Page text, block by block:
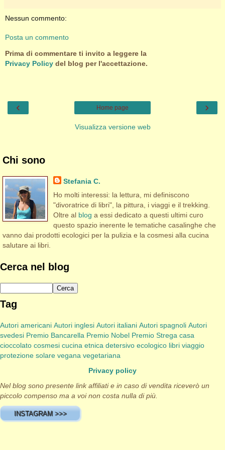
Nessun commento:
Posta un commento
Prima di commentare ti invito a leggere la
Privacy Policy del blog per l'accettazione.
‹ ›
Home page
Visualizza versione web
Chi sono
Stefania C.
Ho molti interessi: la lettura, mi definiscono
"divoratrice di libri", la pittura, i viaggi e il trekking.
Oltre al blog a essi dedicato a questi ultimi curo
questo spazio inerente le tematiche casalinghe che
vanno dai prodotti ecologici per la pulizia e la cosmesi alla cucina
salutare ai libri.
Cerca nel blog
Tag
Autori americani Autori inglesi Autori italiani Autori spagnoli Autori
svedesi Premio Bancarella Premio Nobel Premio Strega casa
cioccolato cosmesi cucina etnica detersivo ecologico libri viaggio
protezione solare vegana vegetariana
Privacy policy
Nel blog sono presente link affiliati e in caso di vendita riceverò un
piccolo compenso ma a voi non costa nulla di più.
INSTAGRAM >>>